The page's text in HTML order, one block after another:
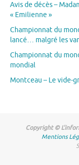
Avis de décès –
« Emilienne »
Championnat du
lancé… malgré les
Championnat du
mondial
Montceau – Le vide-
Copyright ©
Mentions